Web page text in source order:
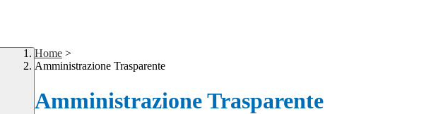
Home >
Amministrazione Trasparente
Amministrazione Trasparente